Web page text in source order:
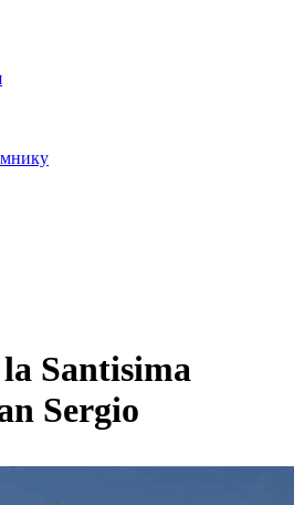
Santisima
Sergio